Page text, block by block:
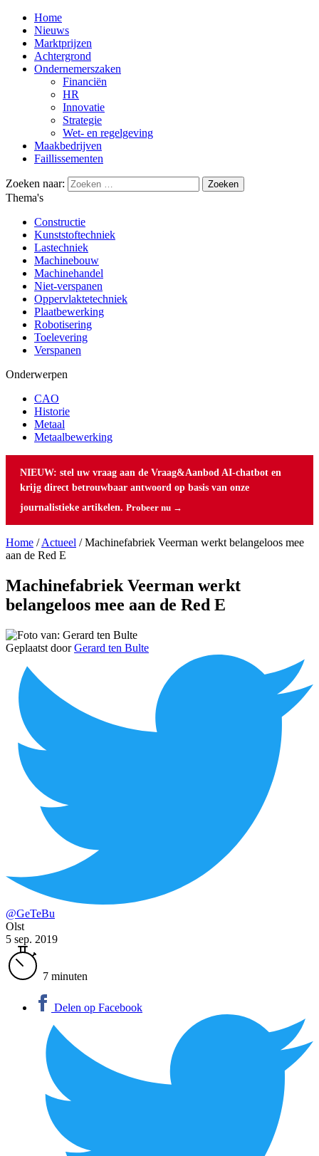
Home
Nieuws
Marktprijzen
Achtergrond
Ondernemerszaken
Financiën
HR
Innovatie
Strategie
Wet- en regelgeving
Maakbedrijven
Faillissementen
Zoeken naar:
Thema's
Constructie
Kunststoftechniek
Lastechniek
Machinebouw
Machinehandel
Niet-verspanen
Oppervlaktetechniek
Plaatbewerking
Robotisering
Toelevering
Verspanen
Onderwerpen
CAO
Historie
Metaal
Metaalbewerking
NIEUW: stel uw vraag aan de Vraag&Aanbod AI-chatbot en
krijg direct betrouwbaar antwoord op basis van onze
journalistieke artikelen. Probeer nu →
Home /Actueel /Machinefabriek Veerman werkt belangeloos mee
aan de Red E
Machinefabriek Veerman werkt
belangeloos mee aan de Red E
Geplaatst doorGerard ten Bulte
@GeTeBu
Olst
5 sep. 2019
7 minuten
Delen op Facebook